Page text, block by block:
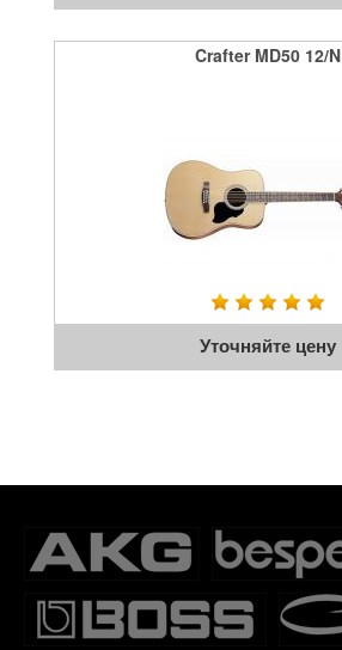
Crafter MD50 12/N
Уточняйте цену